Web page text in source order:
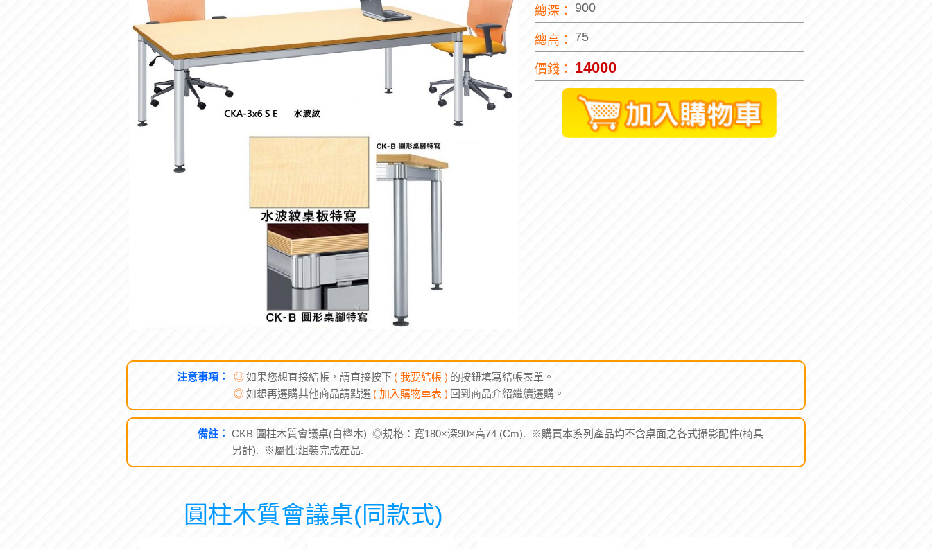
總深︰ 900
總高︰ 75
價錢︰ 14000
注意事項︰ ◎如果您想直接結帳，請直接按下 ( 我要結帳 ) 的按鈕填寫結帳表單。
◎如想再選購其他商品請點選 ( 加入購物車表 ) 回到商品介紹繼續選購。
備註︰ CKB 圓柱木質會議桌(白櫸木) ◎規格：寬180×深90×高74 (Cm). ※購買本系列產品均不含桌面之各式攝影配件(椅具
另計). ※屬性:組裝完成產品.
圓柱木質會議桌(同款式)